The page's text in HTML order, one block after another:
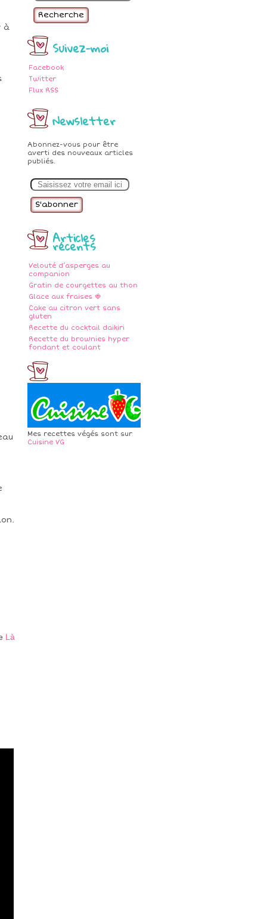
Recherche
Suivez-moi
Facebook
Twitter
Flux RSS
Newsletter
Abonnez-vous pour être
averti des nouveaux articles
publiés.
m
Articles
récents
Velouté d’asperges au
companion
Gratin de courgettes au thon
Glace aux fraises 🍓
Cake au citron vert sans
gluten
Recette du cocktail daikiri
Recette du brownies hyper
fondant et coulant
Mes recettes végés sont sur
Cuisine VG
à
Là